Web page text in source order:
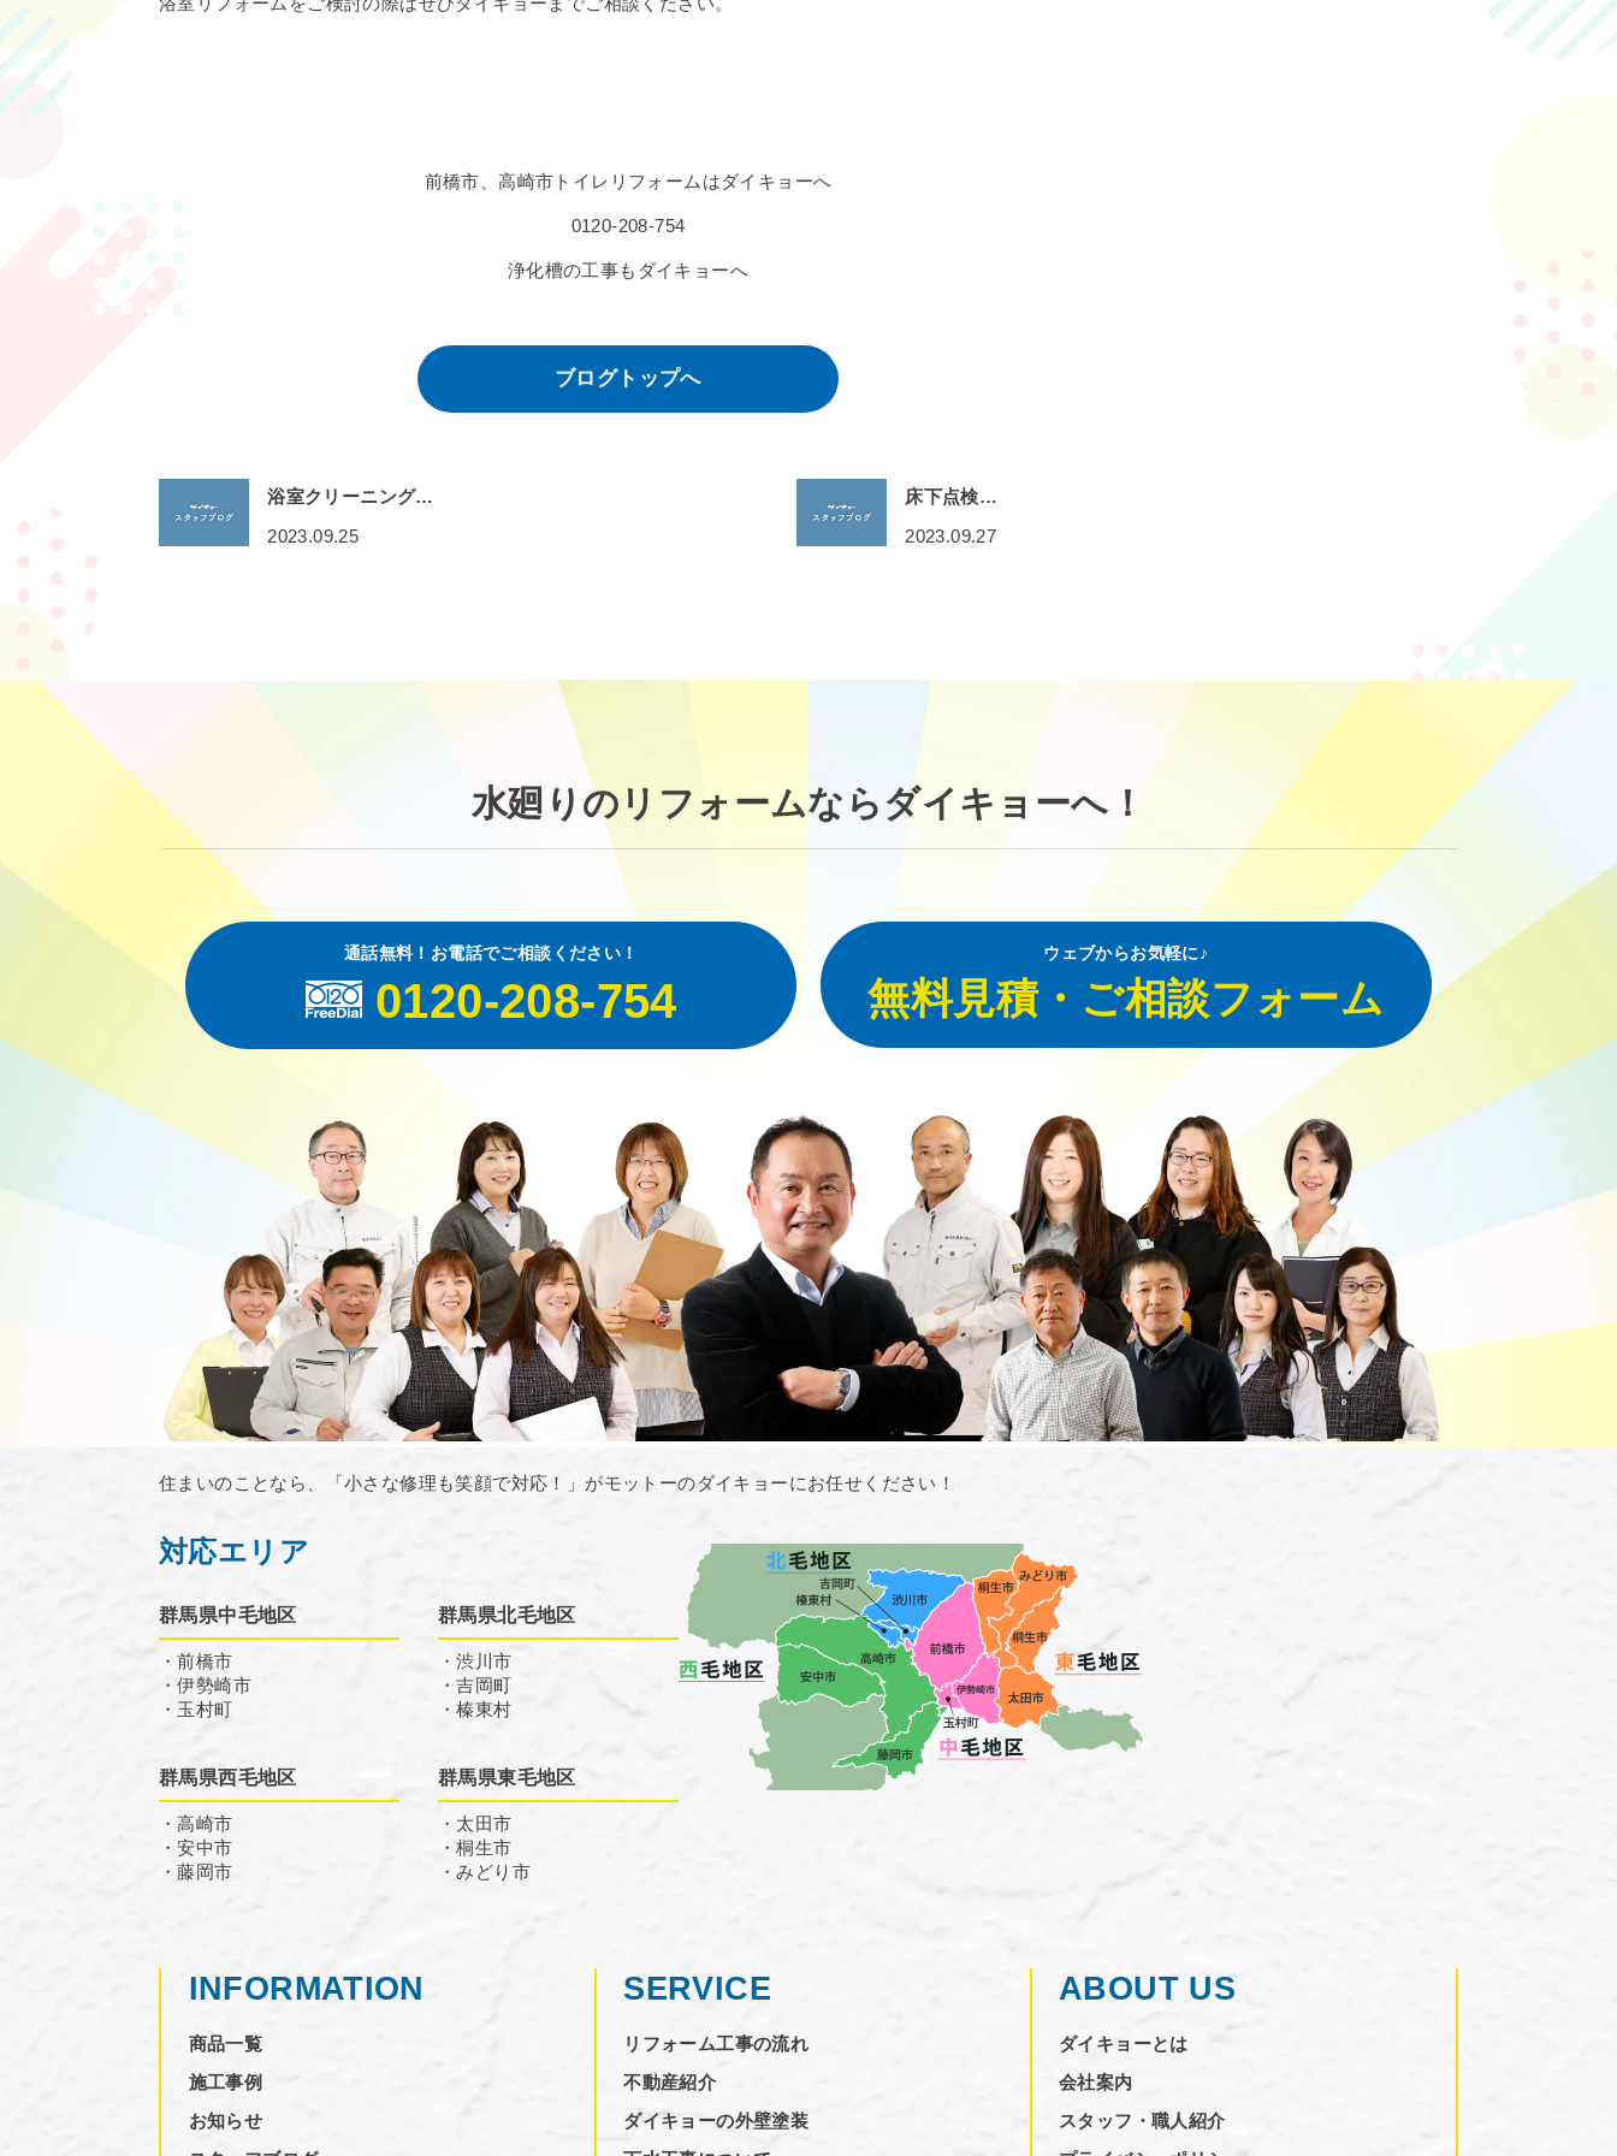
前橋市、高崎市トイレリフォームはダイキョーへ
0120-208-754
浄化槽の工事もダイキョーへ
ブログトップへ
浴室クリーニング…
2023.09.25
床下点検…
2023.09.27
水廻りのリフォームならダイキョーへ！
通話無料！お電話でご相談ください！
0120-208-754
ウェブからお気軽に♪
無料見積・ご相談フォーム
住まいのことなら、「小さな修理も笑顔で対応！」がモットーのダイキョーにお任せください！
対応エリア
群馬県中毛地区
・前橋市
・伊勢崎市
・玉村町
群馬県北毛地区
・渋川市
・吉岡町
・榛東村
群馬県西毛地区
・高崎市
・安中市
・藤岡市
群馬県東毛地区
・太田市
・桐生市
・みどり市
INFORMATION
商品一覧
施工事例
お知らせ
SERVICE
リフォーム工事の流れ
不動産紹介
ダイキョーの外壁塗装
ABOUT US
ダイキョーとは
会社案内
スタッフ・職人紹介